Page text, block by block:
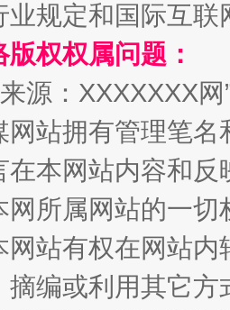
茂县开幕 规模
业规定和国际互
权权属问题：
源：XXXXXXX
网站拥有管理笔
在本网站内容和
网所属网站的一
网站有权在网站
摘编或利用其它